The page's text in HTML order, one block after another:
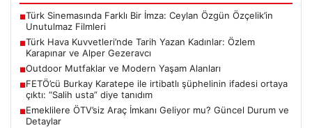
■Türk Sinemasında Farklı Bir İmza: Ceylan Özgün Özçelik’in
Unutulmaz Filmleri
■Türk Hava Kuvvetleri’nde Tarih Yazan Kadınlar: Özlem
Karapınar ve Alper Gezeravcı
■Outdoor Mutfaklar ve Modern Yaşam Alanları
■FETÖ’cü Burkay Karatepe ile irtibatlı şüphelinin ifadesi ortaya
çıktı: “Salih usta” diye tanıdım
■Emeklilere ÖTV’siz Araç İmkanı Geliyor mu? Güncel Durum ve
Detaylar